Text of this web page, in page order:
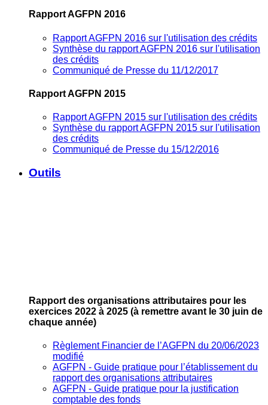
Rapport AGFPN 2016
Rapport AGFPN 2016 sur l'utilisation des crédits
Synthèse du rapport AGFPN 2016 sur l'utilisation
des crédits
Communiqué de Presse du 11/12/2017
Rapport AGFPN 2015
Rapport AGFPN 2015 sur l'utilisation des crédits
Synthèse du rapport AGFPN 2015 sur l'utilisation
des crédits
Communiqué de Presse du 15/12/2016
Outils
Rapport des organisations attributaires pour les
exercices 2022 à 2025 (à remettre avant le 30 juin de
chaque année)
Règlement Financier de l’AGFPN du 20/06/2023
modifié
AGFPN ‐ Guide pratique pour l’établissement du
rapport des organisations attributaires
AGFPN ‐ Guide pratique pour la justification
comptable des fonds